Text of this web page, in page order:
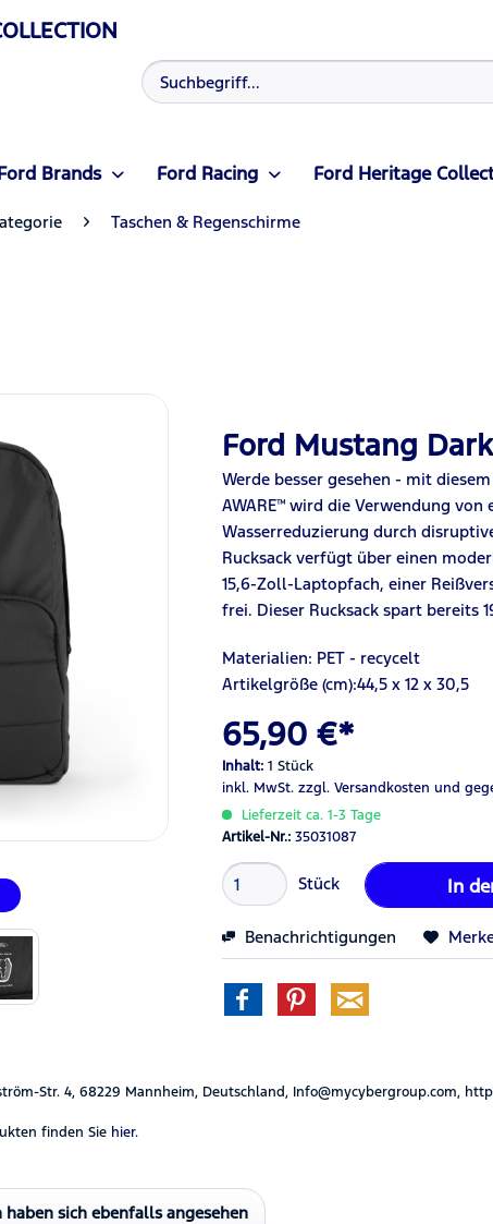
Brands Ford Racing Ford Heritage
Taschen & Regenschirme
Ford Mustang
Werde besser gesehen - mit
AWARE™ wird die Verwendung
Wasserreduzierung durch
Rucksack verfügt über einen
15,6-Zoll-Laptopfach, einer
frei. Dieser Rucksack spart bereits
Materialien: PET - recycelt
Artikelgröße (cm):44,5x12x30,5
65,90 €*
Inhalt:1 Stück
inkl. MwSt.zzgl. Versandkosten und
Lieferzeit ca. 1-3 Tage
Artikel-Nr.:35031087
Stück In
Benachrichtigungen
Str. 4, 68229 Mannheim, Deutschland, Info@mycybergroup.com,
finden Sie hier.
haben sich ebenfalls angesehen